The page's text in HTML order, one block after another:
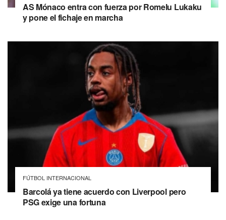
AS Mónaco entra con fuerza por Romelu Lukaku
y pone el fichaje en marcha
FÚTBOL INTERNACIONAL
Barcolá ya tiene acuerdo con Liverpool pero
PSG exige una fortuna